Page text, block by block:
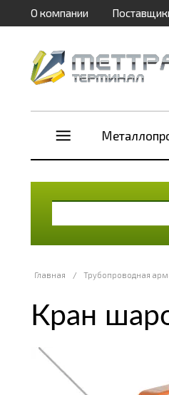
О компании
Главная / Трубопроводная
Кран